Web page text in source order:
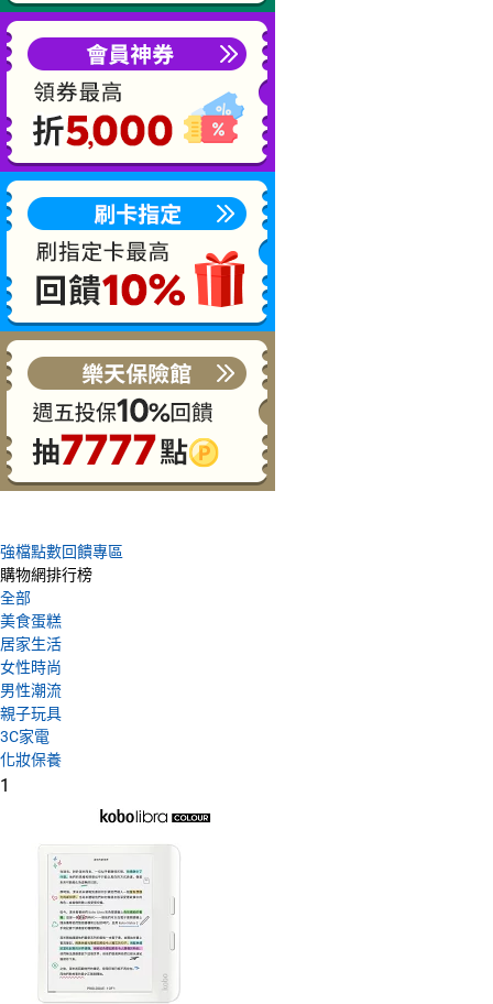
強檔點數回饋專區
購物網排行榜
全部
美食蛋糕
居家生活
女性時尚
男性潮流
親子玩具
3C家電
化妝保養
1